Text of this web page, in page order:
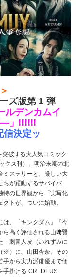
ズ版第 1 弾
ルデンカムイ
—」!!!!!!
信決定ッ
破する大人気コミック
クス刊）。明治末期の北
ミステリーと、厳しい大
ちが躍動するサバイバ
特の世界観から「実写化
トが、ついに始動。
は、『キングダム』『今
ら高く評価される山﨑賢
「刺青人皮（いれずみに
※）に、山田杏奈。その
手から実力派俳優まで個
手掛ける CREDEUS